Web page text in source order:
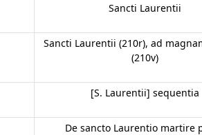
Sancti Laurentii
Sancti Laurentii (210r), ad
(210v)
[S. Laurentii] sequentia
De sancto Laurentio martire